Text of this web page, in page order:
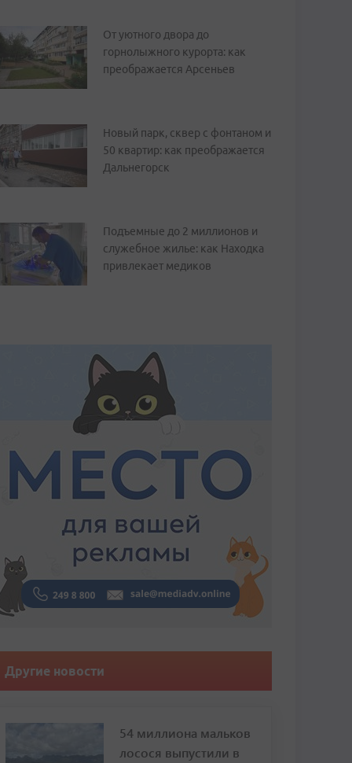
От уютного двора до
горнолыжного курорта: как
преображается Арсеньев
Новый парк, сквер с фонтаном и
50 квартир: как преображается
Дальнегорск
Подъемные до 2 миллионов и
служебное жилье: как Находка
привлекает медиков
Другие новости
54 миллиона мальков
лосося выпустили в